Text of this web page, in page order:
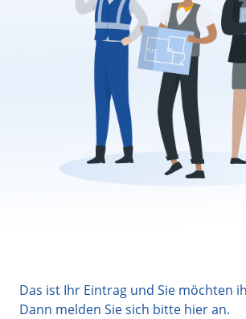
Das ist Ihr Eintrag und Sie möchten
Dann melden Sie sich bitte hieran.